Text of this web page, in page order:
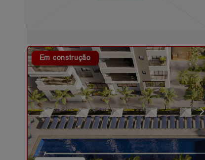
Em construção